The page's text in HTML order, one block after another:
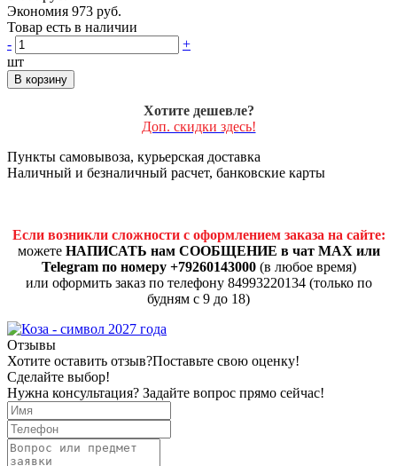
Экономия 973 руб.
Товар есть в наличии
-
+
шт
В корзину
Хотите дешевле?
Доп. скидки здесь!
Пункты самовывоза, курьерская доставка
Наличный и безналичный расчет, банковские карты
Если возникли сложности с оформлением заказа на сайте:
можете НАПИСАТЬ нам СООБЩЕНИЕ в чат MAX или
Telegram по номеру +79260143000(в любое время)
или оформить заказ по телефону 84993220134 (только по
будням с 9 до 18)
Отзывы
Хотите оставить отзыв?Поставьте свою оценку!
Сделайте выбор!
Нужна консультация? Задайте вопрос прямо сейчас!